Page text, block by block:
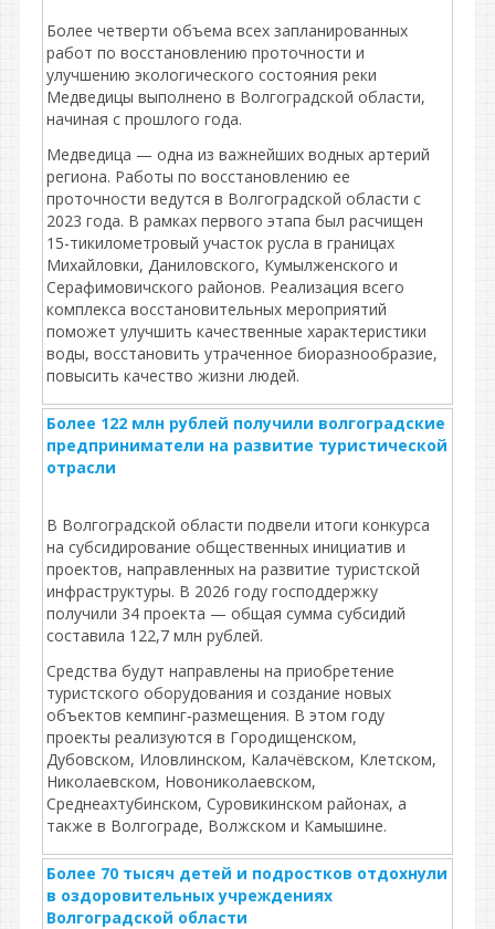
Более четверти объема всех запланированных
работ по восстановлению проточности и
улучшению экологического состояния реки
Медведицы выполнено в Волгоградской области,
начиная с прошлого года.
Медведица — одна из важнейших водных артерий
региона. Работы по восстановлению ее
проточности ведутся в Волгоградской области с
2023 года. В рамках первого этапа был расчищен
15-тикилометровый участок русла в границах
Михайловки, Даниловского, Кумылженского и
Серафимовичского районов. Реализация всего
комплекса восстановительных мероприятий
поможет улучшить качественные характеристики
воды, восстановить утраченное биоразнообразие,
повысить качество жизни людей.
Более 122 млн рублей получили волгоградские
предприниматели на развитие туристической
отрасли
В Волгоградской области подвели итоги конкурса
на субсидирование общественных инициатив и
проектов, направленных на развитие туристской
инфраструктуры. В 2026 году господдержку
получили 34 проекта — общая сумма субсидий
составила 122,7 млн рублей.
Средства будут направлены на приобретение
туристского оборудования и создание новых
объектов кемпинг‑размещения. В этом году
проекты реализуются в Городищенском,
Дубовском, Иловлинском, Калачёвском, Клетском,
Николаевском, Новониколаевском,
Среднеахтубинском, Суровикинском районах, а
также в Волгограде, Волжском и Камышине.
Более 70 тысяч детей и подростков отдохнули
в оздоровительных учреждениях
Волгоградской области